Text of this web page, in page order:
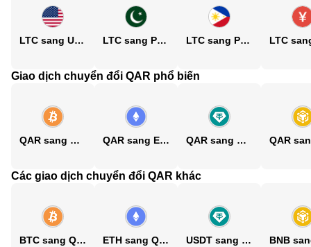
LTC sang USD LTC sang PKR LTC sang PHP
Giao dịch chuyển đổi QAR phổ biến
QAR sang BTC QAR sang ETH QAR sang USDT
Các giao dịch chuyển đổi QAR khác
BTC sang QAR ETH sang QAR USDT sang QAR